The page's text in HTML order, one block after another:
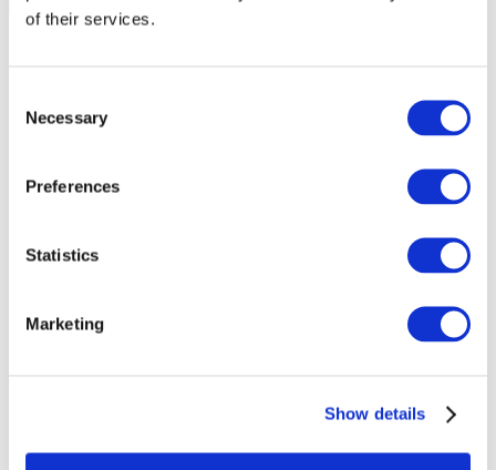
of their services.
Selection
Necessary
Preferences
Statistics
Marketing
Show details